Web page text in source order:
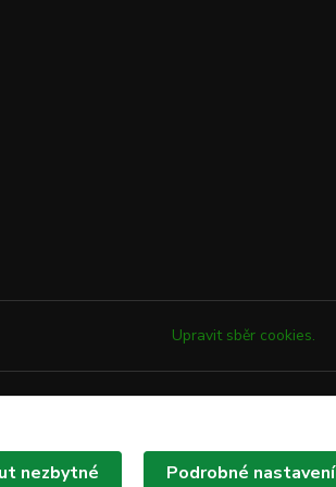
Upravit sběr cookies.
nezbytné Podrobné nastavení